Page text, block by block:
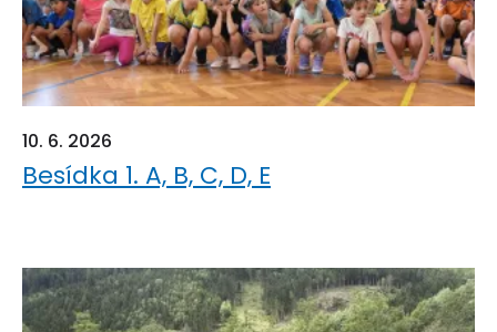
10. 6. 2026
Besídka 1. A, B, C, D, E